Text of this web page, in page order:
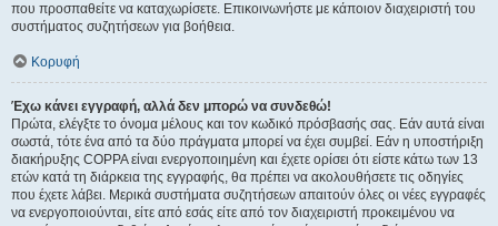
που προσπαθείτε να καταχωρίσετε. Επικοινωνήστε με κάποιον διαχειριστή του
συστήματος συζητήσεων για βοήθεια.
Κορυφή
Έχω κάνει εγγραφή, αλλά δεν μπορώ να συνδεθώ!
Πρώτα, ελέγξτε το όνομα μέλους και τον κωδικό πρόσβασής σας. Εάν αυτά είναι
σωστά, τότε ένα από τα δύο πράγματα μπορεί να έχει συμβεί. Εάν η υποστήριξη
διακήρυξης COPPA είναι ενεργοποιημένη και έχετε ορίσει ότι είστε κάτω των 13
ετών κατά τη διάρκεια της εγγραφής, θα πρέπει να ακολουθήσετε τις οδηγίες
που έχετε λάβει. Μερικά συστήματα συζητήσεων απαιτούν όλες οι νέες εγγραφές
να ενεργοποιούνται, είτε από εσάς είτε από τον διαχειριστή προκειμένου να